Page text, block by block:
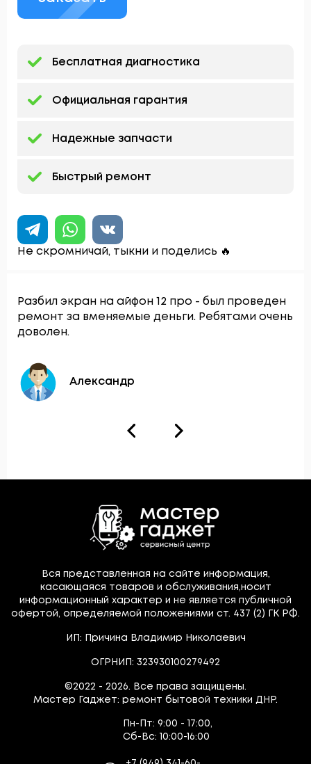
Бесплатная диагностика
Официальная гарантия
Надежные запчасти
Быстрый ремонт
Не скромничай, тыкни и поделись 🔥
Разбил экран на айфон 12 про - был проведен
ремонт за вменяемые деньги. Ребятами очень
доволен.
Александр
Вся представленная на сайте информация,
касающаяся товаров и обслуживания,носит
информационный характер и не является публичной
офертой, определяемой положениями ст. 437 (2) ГК РФ.
ИП: Причина Владимир Николаевич
ОГРНИП: 323930100279492
©2022 - 2026. Все права защищены.
Мастер Гаджет: ремонт бытовой техники ДНР.
Пн-Пт: 9:00 - 17:00,
Сб-Вс: 10:00-16:00